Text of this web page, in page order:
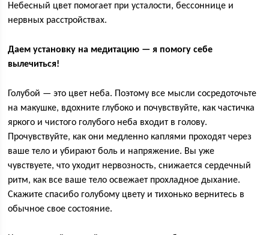
Небесный цвет помогает при усталости, бессоннице и
нервных расстройствах.
Даем установку на медитацию — я помогу себе
вылечиться!
Голубой — это цвет неба. Поэтому все мысли сосредоточьте
на макушке, вдохните глубоко и почувствуйте, как частичка
яркого и чистого голубого неба входит в голову.
Прочувствуйте, как они медленно каплями проходят через
ваше тело и убирают боль и напряжение. Вы уже
чувствуете, что уходит нервозность, снижается сердечный
ритм, как все ваше тело освежает прохладное дыхание.
Скажите спасибо голубому цвету и тихонько вернитесь в
обычное свое состояние.